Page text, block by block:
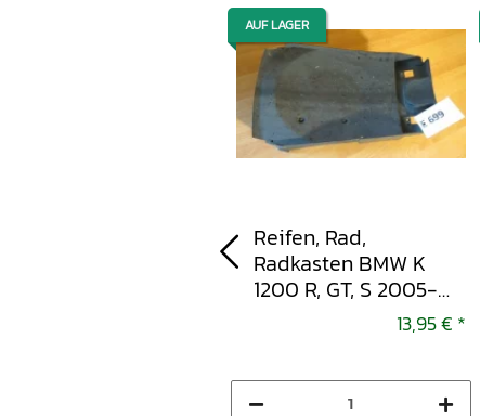
AUF LAGER
Reifen, Rad,
Radkasten BMW K
1200 R, GT, S 2005-
13,95 € *